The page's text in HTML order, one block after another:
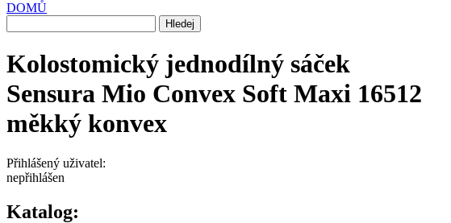
DOMŮ
Kolostomický jednodílný sáček
Sensura Mio Convex Soft Maxi 16512
měkký konvex
Přihlášený uživatel:
nepřihlášen
Katalog: